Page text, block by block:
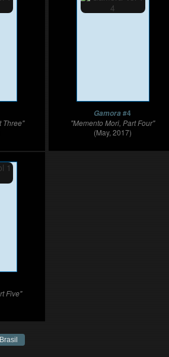
Three"
Gamora#4
"Memento Mori, Part Four"
(May, 2017)
Five"